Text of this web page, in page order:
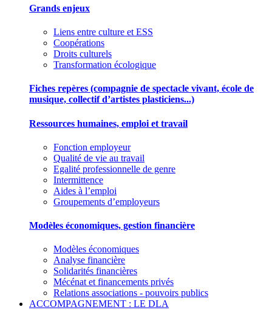
Grands enjeux
Liens entre culture et ESS
Coopérations
Droits culturels
Transformation écologique
Fiches repères (compagnie de spectacle vivant, école de
musique, collectif d’artistes plasticiens...)
Ressources humaines, emploi et travail
Fonction employeur
Qualité de vie au travail
Egalité professionnelle de genre
Intermittence
Aides à l’emploi
Groupements d’employeurs
Modèles économiques, gestion financière
Modèles économiques
Analyse financière
Solidarités financières
Mécénat et financements privés
Relations associations - pouvoirs publics
ACCOMPAGNEMENT : LE DLA